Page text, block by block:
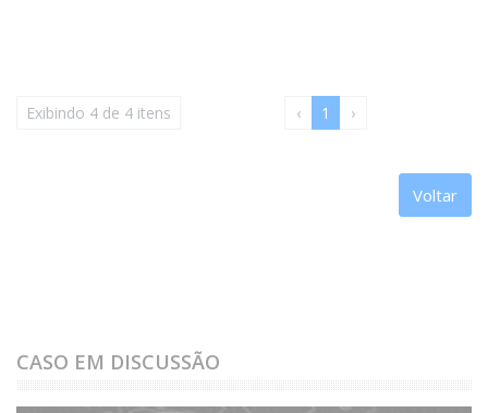
Exibindo 4 de 4 itens ‹ 1 ›
Voltar
CASO EM DISCUSSÃO